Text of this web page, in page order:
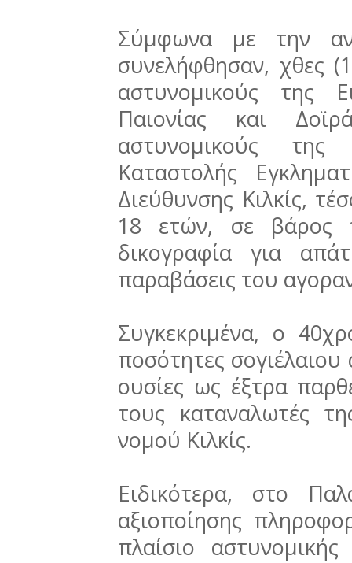
Σύμφωνα με την
συνελήφθησαν, χθες
αστυνομικούς της
Παιονίας και
αστυνομικούς
Καταστολής
Διεύθυνσης Κιλκίς,
18 ετών, σε βάρος
δικογραφία για
παραβάσεις του
Συγκεκριμένα, ο
ποσότητες
ουσίες ως έξτρα
τους καταναλωτές
νομού Κιλκίς.
Ειδικότερα, στο
αξιοποίησης
πλαίσιο